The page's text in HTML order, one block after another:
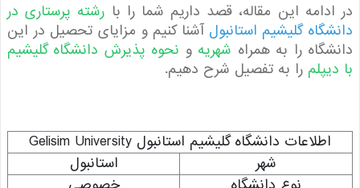
این مقاله، قصد داریم شما را بارشته پرستاری در
گلیشیم استانبولآشنا کنیم و مزایای تحصیل در این
را به همراهشهریهونحوه پذیرش دانشگاه گلیشیم
را به تفصیل شرح دهیم.
اطلاعات دانشگاه گلیشیم استانبول Gelisim University
استانبول